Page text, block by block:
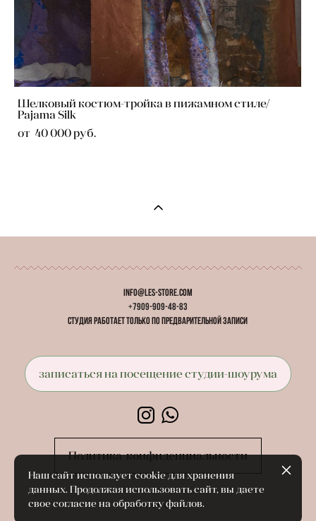
Шелковый костюм-тройка в пижамном стиле/
Pajama Silk
от 40 000 pуб.
info@les-store.com
+7909-909-48-83
студия работаеттолькопо предварительной записи
записаться на посещение студии-шоурума
Политика конфиденциальности
сайт от vigbo
Наш сайт использует cookie для хранения
данных. Продолжая использовать сайт, вы даете
свое согласие на обработку файлов.